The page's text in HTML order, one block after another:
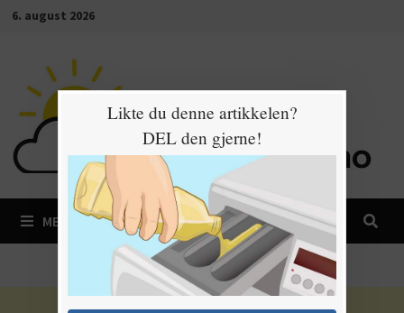
Gå6. august 2026
MENY
Likte du denne artikkelen?
DEL den gjerne!